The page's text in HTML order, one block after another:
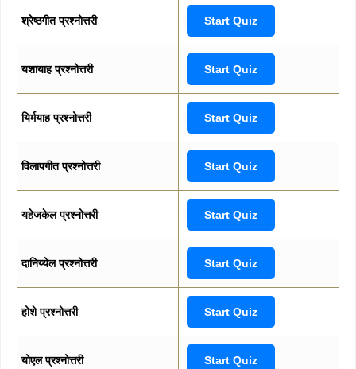
श्रेष्ठगीत प्रश्नोत्तरी Start Quiz
यशायाह प्रश्नोत्तरी Start Quiz
यिर्मयाह प्रश्नोत्तरी Start Quiz
विलापगीत प्रश्नोत्तरी Start Quiz
यहेजकेल प्रश्नोत्तरी Start Quiz
दानिय्येल प्रश्नोत्तरी Start Quiz
होशे प्रश्नोत्तरी Start Quiz
योएल प्रश्नोत्तरी Start Quiz